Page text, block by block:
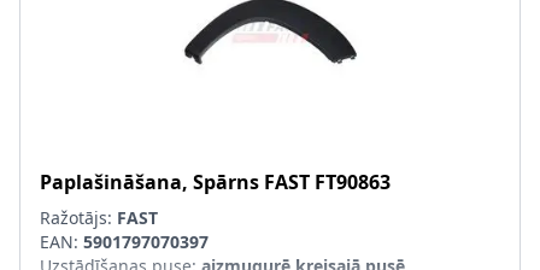
Paplašināšana, Spārns FAST FT90863
Ražotājs: FAST
EAN: 5901797070397